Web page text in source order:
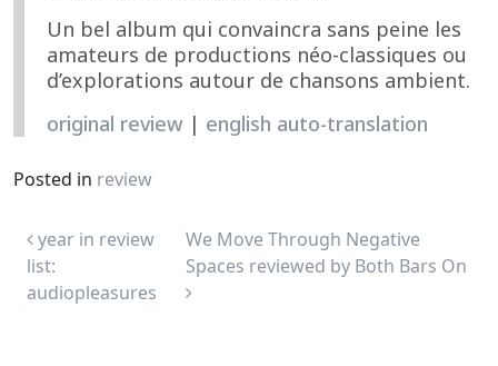
Un bel album qui convaincra sans peine les
amateurs de productions néo-classiques ou
d’explorations autour de chansons ambient.
original review | english auto-translation
Posted in review
Post navigation
year in review
list:
audiopleasures
We Move Through Negative
Spaces reviewed by Both Bars On